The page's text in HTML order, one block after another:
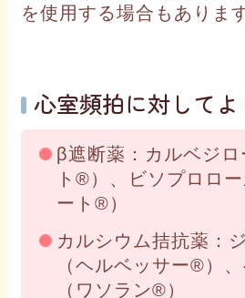
を使用する場合もあります
心室頻拍に対して
β遮断薬：カルベジ
ト®）、ビソプロロ
ート®）
カルシウム拮抗薬：
（ヘルベッサー®）
（ワソラン®）